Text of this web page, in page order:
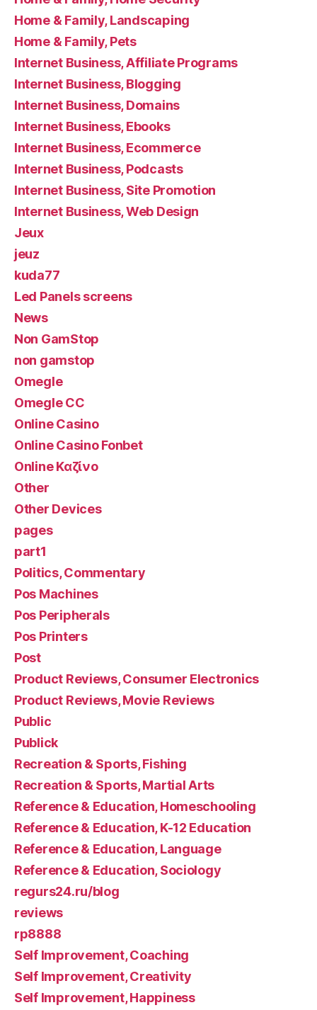
Home & Family, Landscaping
Home & Family, Pets
Internet Business, Affiliate Programs
Internet Business, Blogging
Internet Business, Domains
Internet Business, Ebooks
Internet Business, Ecommerce
Internet Business, Podcasts
Internet Business, Site Promotion
Internet Business, Web Design
Jeux
jeuz
kuda77
Led Panels screens
News
Non GamStop
non gamstop
Omegle
Omegle CC
Online Casino
Online Casino Fonbet
Online Καζίνο
Other
Other Devices
pages
part1
Politics, Commentary
Pos Machines
Pos Peripherals
Pos Printers
Post
Product Reviews, Consumer Electronics
Product Reviews, Movie Reviews
Public
Publick
Recreation & Sports, Fishing
Recreation & Sports, Martial Arts
Reference & Education, Homeschooling
Reference & Education, K-12 Education
Reference & Education, Language
Reference & Education, Sociology
regurs24.ru/blog
reviews
rp8888
Self Improvement, Coaching
Self Improvement, Creativity
Self Improvement, Happiness